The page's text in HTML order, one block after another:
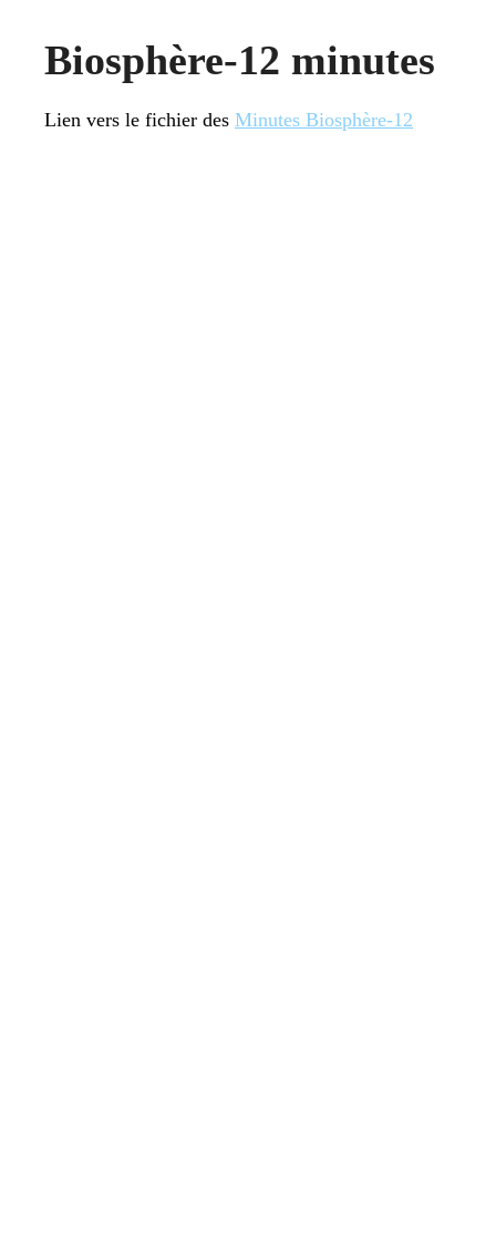
Biosphère-12 minutes
Lien vers le fichier des Minutes Biosphère-12